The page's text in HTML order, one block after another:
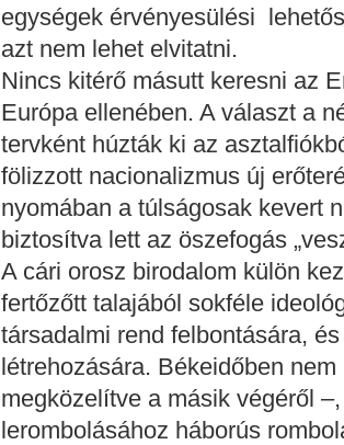
egységek érvényesülési
azt nem lehet elvitatni.
Nincs kitérő másutt keresni az
Európa ellenében. A választ a
tervként húzták ki az
fölizzott nacionalizmus új
nyomában a túlságosak kevert
biztosítva lett az öszefogás
A cári orosz birodalom külön
fertőzőtt talajából sokféle
társadalmi rend felbontására,
létrehozására. Békeidőben
megközelítve a másik végéről
lerombolásához háborús